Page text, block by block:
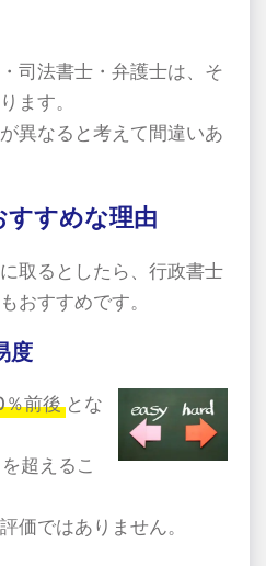
司法書士・弁護士は、そ
ます。
異なると考えて間違いあ
すすめな理由
取るとしたら、行政書士
おすすめです。
度
％前後とな
超えるこ
価ではありません。